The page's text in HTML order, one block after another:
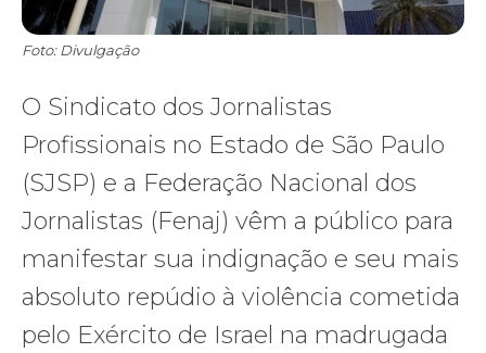
Foto: Divulgação
O Sindicato dos Jornalistas
Profissionais no Estado de São Paulo
(SJSP) e a Federação Nacional dos
Jornalistas (Fenaj) vêm a público para
manifestar sua indignação e seu mais
absoluto repúdio à violência cometida
pelo Exército de Israel na madrugada